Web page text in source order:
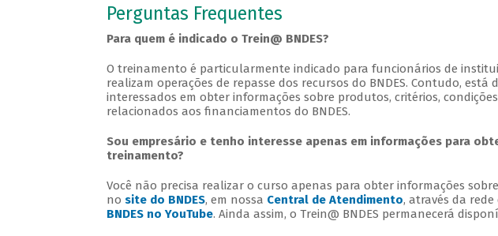
Perguntas Frequentes
Para quem é indicado o Trein@ BNDES?
O treinamento é particularmente indicado para funcionários de
realizam operações de repasse dos recursos do BNDES. Contudo,
interessados em obter informações sobre produtos, critérios,
relacionados aos financiamentos do BNDES.
Sou empresário e tenho interesse apenas em informações para
treinamento?
Você não precisa realizar o curso apenas para obter informações
no site do BNDES, em nossa Central de Atendimento, através da
BNDES no YouTube. Ainda assim, o Trein@ BNDES permanecerá